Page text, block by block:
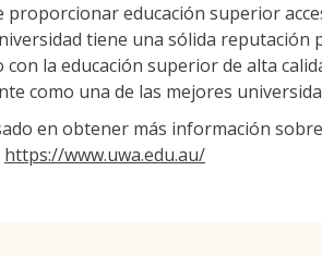
proporcionar educación superior
tiene una sólida
la educación superior de alta
como una de las mejores
en obtener más información
https://www.uwa.edu.au/